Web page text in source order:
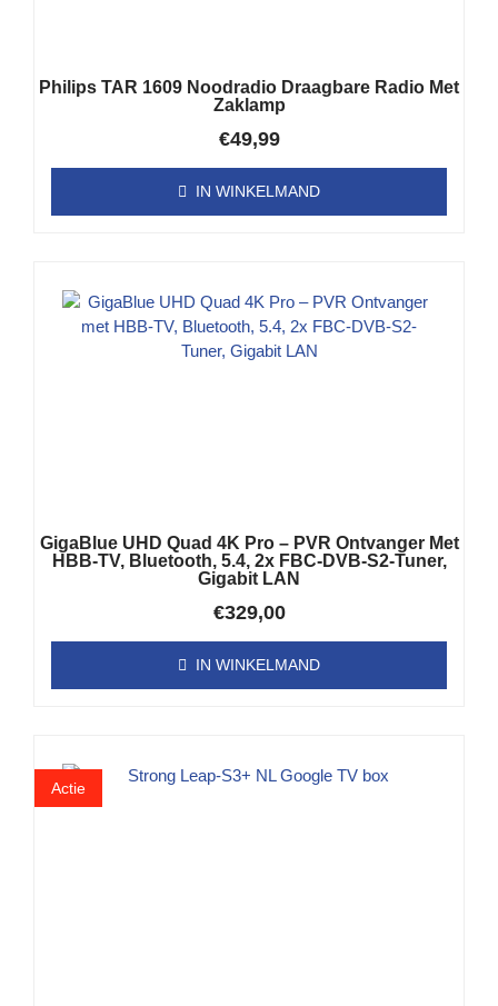
Philips TAR 1609 Noodradio Draagbare Radio Met
Zaklamp
€49,99
IN WINKELMAND
GigaBlue UHD Quad 4K Pro – PVR Ontvanger Met
HBB-TV, Bluetooth, 5.4, 2x FBC-DVB-S2-Tuner,
Gigabit LAN
€329,00
IN WINKELMAND
Actie